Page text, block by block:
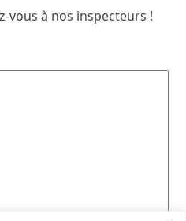
vous à nos inspecteurs !